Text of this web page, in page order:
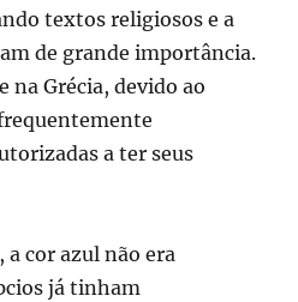
textos religiosos e a
de grande importância.
na Grécia, devido ao
a ter seus
cor azul não era
já tinham